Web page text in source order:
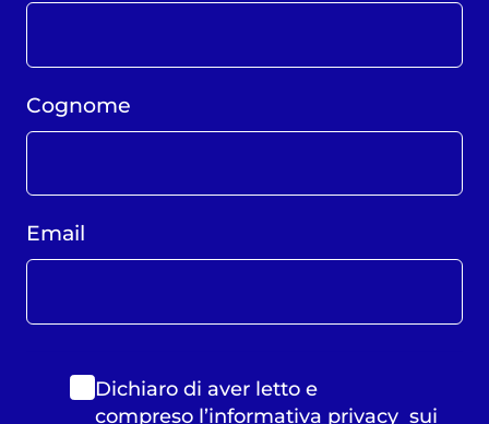
Cognome
Email
Dichiaro di aver letto e
compreso l’informativa privacysui